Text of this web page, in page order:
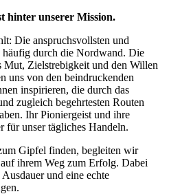
hinter unserer Mission.
Die anspruchsvollsten und
häufig durch die Nordwand. Die
Zielstrebigkeit und den Willen
uns von den beindruckenden
inspirieren, die durch das
zugleich begehrtesten Routen
Ihr Pioniergeist und ihre
für unser tägliches Handeln.
Gipfel finden, begleiten wir
ihrem Weg zum Erfolg. Dabei
und eine echte